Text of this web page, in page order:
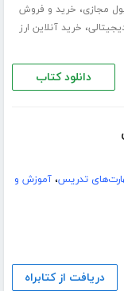
مجازی، خرید و فروش
، خرید آنلاین ارز
دانلود کتاب
تدریس،آموزش و
دریافت از کتابراه